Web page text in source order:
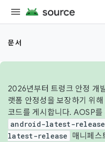
문서
2026년부터 트렁크 안정 개
랫폼 안정성을 보장하기 위
코드를 게시합니다. AOSP
android-latest-release
latest-release
매니페스